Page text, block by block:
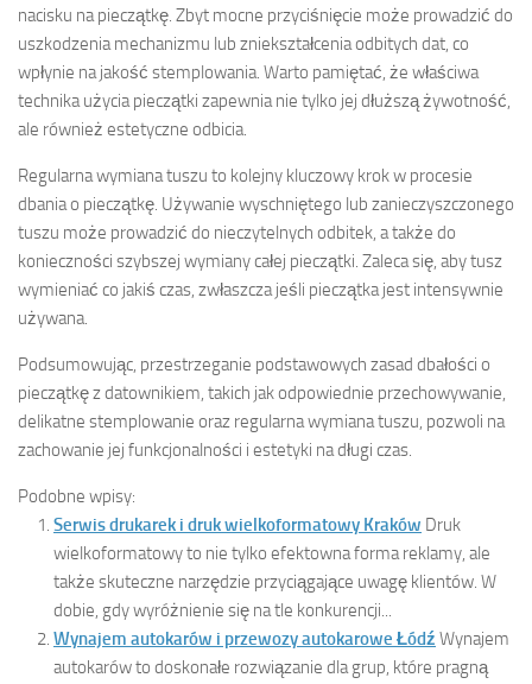
nacisku na pieczątkę. Zbyt mocne przyciśnięcie może prowadzić do
uszkodzenia mechanizmu lub zniekształcenia odbitych dat, co
wpłynie na jakość stemplowania. Warto pamiętać, że właściwa
technika użycia pieczątki zapewnia nie tylko jej dłuższą żywotność,
ale również estetyczne odbicia.
Regularna wymiana tuszu to kolejny kluczowy krok w procesie
dbania o pieczątkę. Używanie wyschniętego lub zanieczyszczonego
tuszu może prowadzić do nieczytelnych odbitek, a także do
konieczności szybszej wymiany całej pieczątki. Zaleca się, aby tusz
wymieniać co jakiś czas, zwłaszcza jeśli pieczątka jest intensywnie
używana.
Podsumowując, przestrzeganie podstawowych zasad dbałości o
pieczątkę z datownikiem, takich jak odpowiednie przechowywanie,
delikatne stemplowanie oraz regularna wymiana tuszu, pozwoli na
zachowanie jej funkcjonalności i estetyki na długi czas.
Podobne wpisy:
Serwis drukarek i druk wielkoformatowy Kraków Druk
wielkoformatowy to nie tylko efektowna forma reklamy, ale
także skuteczne narzędzie przyciągające uwagę klientów. W
dobie, gdy wyróżnienie się na tle konkurencji...
Wynajem autokarów i przewozy autokarowe Łódź Wynajem
autokarów to doskonałe rozwiązanie dla grup, które pragną